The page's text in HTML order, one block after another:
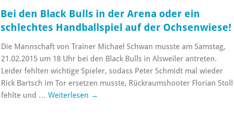
Bei den Black Bulls in der Arena oder ein
schlechtes Handballspiel auf der Ochsenwiese!
Die Mannschaft von Trainer Michael Schwan musste am Samstag,
21.02.2015 um 18 Uhr bei den Black Bulls in Alsweiler antreten.
Leider fehlten wichtige Spieler, sodass Peter Schmidt mal wieder
Rick Bartsch im Tor ersetzen musste, Rückraumshooter Florian Stoll
fehlte und … Weiterlesen →